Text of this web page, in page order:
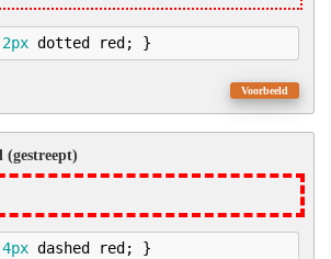
2px dotted red; }
Voorbeeld
4px dashed red; }